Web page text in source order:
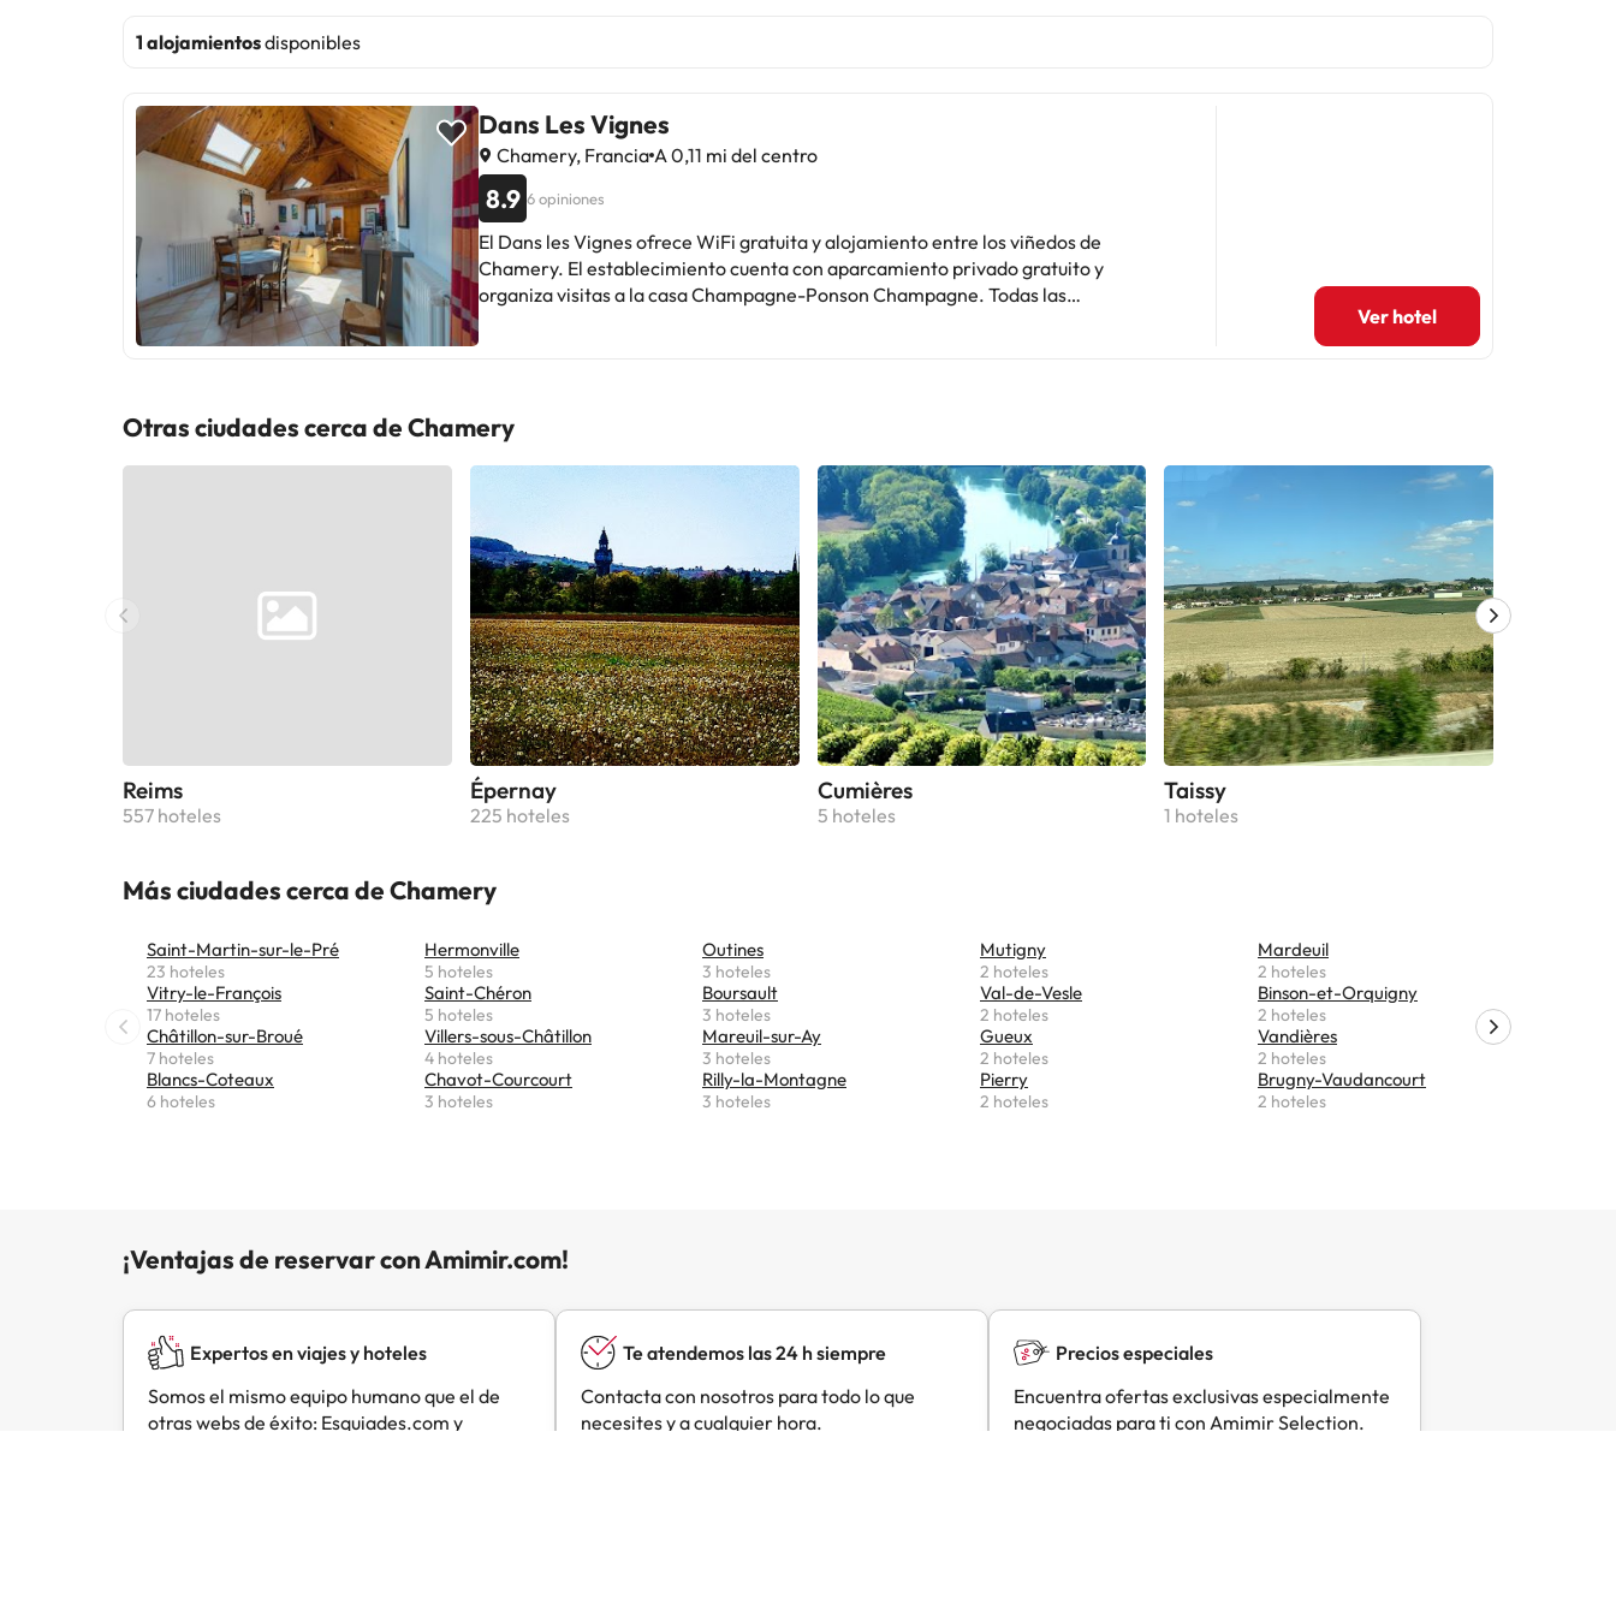
1 alojamientosdisponibles
Dans Les Vignes
Chamery, Francia A 0,11 mi del centro
8.9 6 opiniones
El Dans les Vignes ofrece WiFi gratuita y alojamiento entre los viñedos de
Chamery. El establecimiento cuenta con aparcamiento privado gratuito y
organiza visitas a la casa Champagne-Ponson Champagne. Todas las
con ensalada, jamón, verduras, queso y postre en la terraza. El Dans les Vignes se
Ver hotel
Otras ciudades cerca de Chamery
Reims
557 hoteles
Épernay
225 hoteles
Cumières
5 hoteles
Taissy
1 hoteles
Más ciudades cerca de Chamery
Saint-Martin-sur-le-Pré
23 hoteles
Vitry-le-François
17 hoteles
Châtillon-sur-Broué
7 hoteles
Blancs-Coteaux
6 hoteles
Hermonville
5 hoteles
Saint-Chéron
5 hoteles
Villers-sous-Châtillon
4 hoteles
Chavot-Courcourt
3 hoteles
Outines
3 hoteles
Boursault
3 hoteles
Mareuil-sur-Ay
3 hoteles
Rilly-la-Montagne
3 hoteles
Mutigny
2 hoteles
Val-de-Vesle
2 hoteles
Gueux
2 hoteles
Pierry
2 hoteles
Mardeuil
2 hoteles
Binson-et-Orquigny
2 hoteles
Vandières
2 hoteles
Brugny-Vaudancourt
2 hoteles
¡Ventajas de reservar con Amimir.com!
Expertos en viajes y hoteles
Somos el mismo equipo humano que el de
otras webs de éxito: Esquiades.com y
Te atendemos las 24 h siempre
Contacta con nosotros para todo lo que
necesites y a cualquier hora.
Precios especiales
Encuentra ofertas exclusivas especialmente
negociadas para ti con Amimir Selection.